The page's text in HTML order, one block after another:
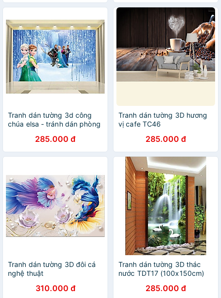
Tranh dán tường 3d công
chúa elsa - tránh dán phòng
non TB25285.000 đ
Tranh dán tường 3D hương
vị cafe TC46
285.000 đ
Tranh dán tường 3D đôi cá
nghệ thuật
310.000 đ
Tranh dán tường 3D thác
nước TDT17 (100x150cm)
285.000 đ